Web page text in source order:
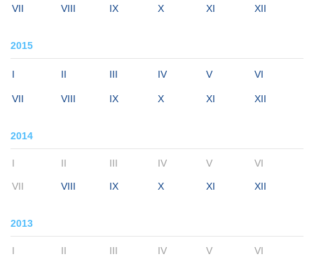
VII VIII IX X XI XII
2015
I II III IV V VI
VII VIII IX X XI XII
2014
I II III IV V VI
VII VIII IX X XI XII
2013
I II III IV V
VI